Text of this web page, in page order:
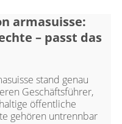
armasuisse:
– passt das
stand genau
Geschäftsführer,
öffentliche
gehören untrennbar